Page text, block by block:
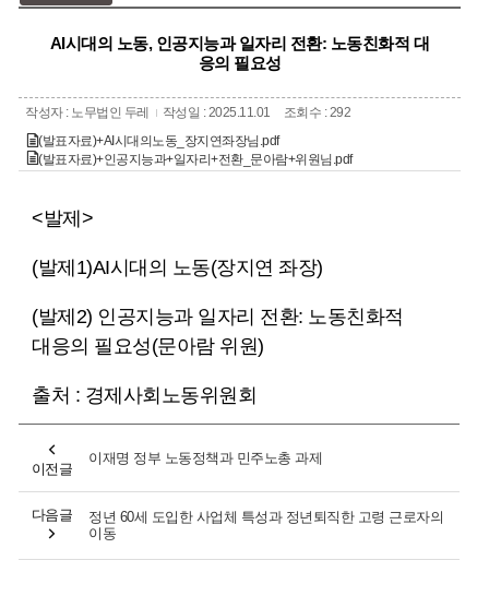
AI시대의 노동, 인공지능과 일자리 전환: 노동친화적 대
응의 필요성
작성자 : 노무법인 두레 작성일 : 2025.11.01
조회수 : 292
(발표자료)+AI시대의노동_장지연좌장님.pdf
(발표자료)+인공지능과+일자리+전환_문아람+위원님.pdf
<발제>
(발제1)AI시대의 노동(장지연 좌장)
(발제2) 인공지능과 일자리 전환: 노동친화적
대응의 필요성(문아람 위원)
출처 : 경제사회노동위원회
이전글
이재명 정부 노동정책과 민주노총 과제
다음글
정년 60세 도입한 사업체 특성과 정년퇴직한 고령 근로자의
이동